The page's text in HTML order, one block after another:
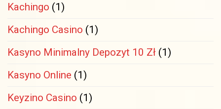
Kachingo (1)
Kachingo Casino (1)
Kasyno Minimalny Depozyt 10 Zł (1)
Kasyno Online (1)
Keyzino Casino (1)